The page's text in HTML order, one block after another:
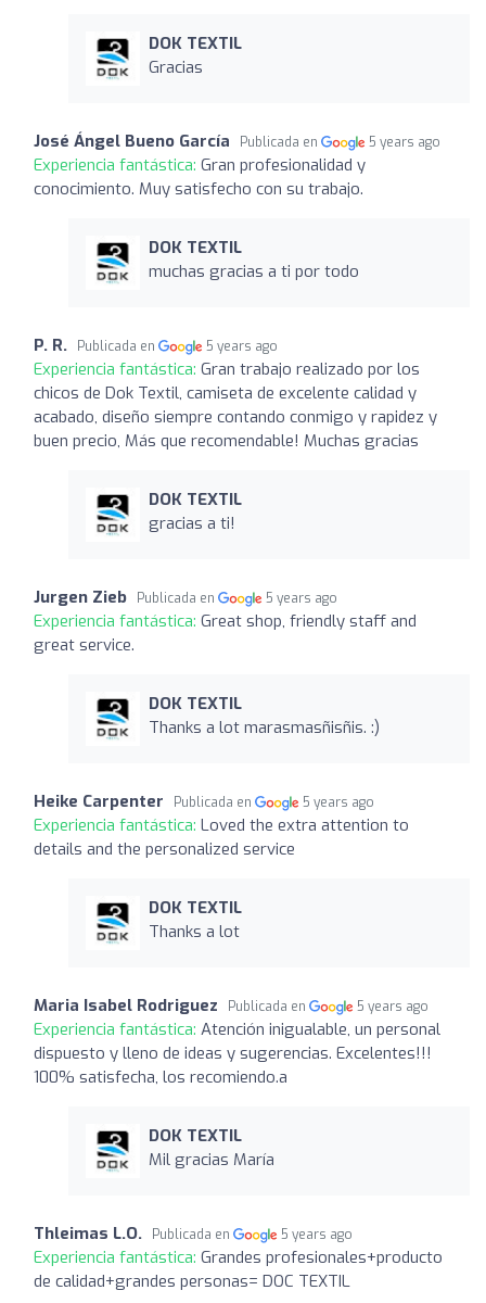
DOK TEXTIL
Gracias
José Ángel Bueno García Publicada en 5 years ago
Experiencia fantástica: Gran profesionalidad y
conocimiento. Muy satisfecho con su trabajo.
DOK TEXTIL
muchas gracias a ti por todo
P. R. Publicada en 5 years ago
Experiencia fantástica: Gran trabajo realizado por los
chicos de Dok Textil, camiseta de excelente calidad y
acabado, diseño siempre contando conmigo y rapidez y
buen precio, Más que recomendable! Muchas gracias
DOK TEXTIL
gracias a ti!
Jurgen Zieb Publicada en 5 years ago
Experiencia fantástica: Great shop, friendly staff and
great service.
DOK TEXTIL
Thanks a lot marasmasñisñis. :)
Heike Carpenter Publicada en 5 years ago
Experiencia fantástica: Loved the extra attention to
details and the personalized service
DOK TEXTIL
Thanks a lot
Maria Isabel Rodriguez Publicada en 5 years ago
Experiencia fantástica: Atención inigualable, un personal
dispuesto y lleno de ideas y sugerencias. Excelentes!!!
100% satisfecha, los recomiendo.a
DOK TEXTIL
Mil gracias María
Thleimas L.O. Publicada en 5 years ago
Experiencia fantástica: Grandes profesionales+producto
de calidad+grandes personas= DOC TEXTIL